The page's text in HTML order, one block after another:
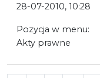
28-07-2010, 10:28
Pozycja w menu:
Akty prawne